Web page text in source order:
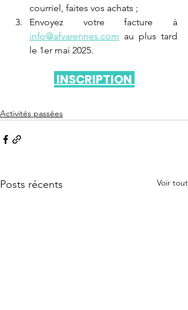
courriel, faites vos achats ;
info@afvarennes.com au plus tard
le 1er mai 2025.
INSCRIPTION
Activités passées
Posts récents Voir tout